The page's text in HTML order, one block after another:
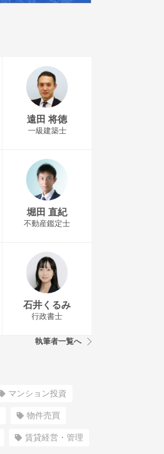
遠田 将徳
一級建築士
堀田 直紀
不動産鑑定士
石井くるみ
行政書士
執筆者一覧へ
マンション投資
物件売買
賃貸経営・管理